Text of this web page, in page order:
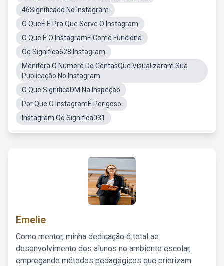
46Significado No Instagram
O QueÉ E Pra Que Serve O Instagram
O Que É O InstagramE Como Funciona
Oq Significa628 Instagram
Monitora O Numero De ContasQue Visualizaram Sua
Publicação No Instagram
O Que SignificaDM Na Inspeçao
Por Que O InstagramÉ Perigoso
Instagram Oq Significa031
Emelie
Como mentor, minha dedicação é total ao
desenvolvimento dos alunos no ambiente escolar,
empregando métodos pedagógicos que priorizam